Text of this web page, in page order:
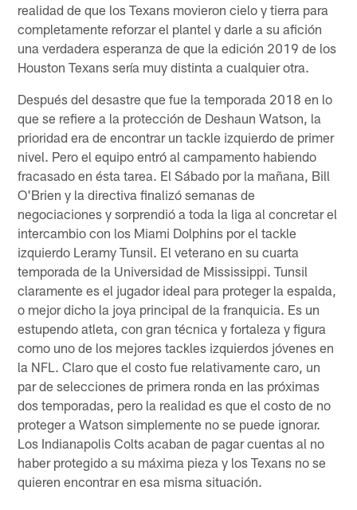
realidad de que los Texans movieron cielo y tierra para
completamente reforzar el plantel y darle a su afición
una verdadera esperanza de que la edición 2019 de los
Houston Texans sería muy distinta a cualquier otra.
Después del desastre que fue la temporada 2018 en lo
que se refiere a la protección de Deshaun Watson, la
prioridad era de encontrar un tackle izquierdo de primer
nivel. Pero el equipo entró al campamento habiendo
fracasado en ésta tarea. El Sábado por la mañana, Bill
O'Brien y la directiva finalizó semanas de
negociaciones y sorprendió a toda la liga al concretar el
intercambio con los Miami Dolphins por el tackle
izquierdo Leramy Tunsil. El veterano en su cuarta
temporada de la Universidad de Mississippi. Tunsil
claramente es el jugador ideal para proteger la espalda,
o mejor dicho la joya principal de la franquicia. Es un
estupendo atleta, con gran técnica y fortaleza y figura
como uno de los mejores tackles izquierdos jóvenes en
la NFL. Claro que el costo fue relativamente caro, un
par de selecciones de primera ronda en las próximas
dos temporadas, pero la realidad es que el costo de no
proteger a Watson simplemente no se puede ignorar.
Los Indianapolis Colts acaban de pagar cuentas al no
haber protegido a su máxima pieza y los Texans no se
quieren encontrar en esa misma situación.